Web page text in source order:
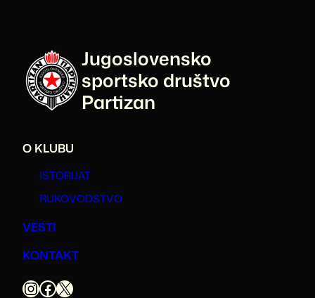
Jugoslovensko
sportsko društvo
Partizan
O KLUBU
ISTORIJAT
RUKOVODSTVO
VESTI
KONTAKT
InstagramFacebook X